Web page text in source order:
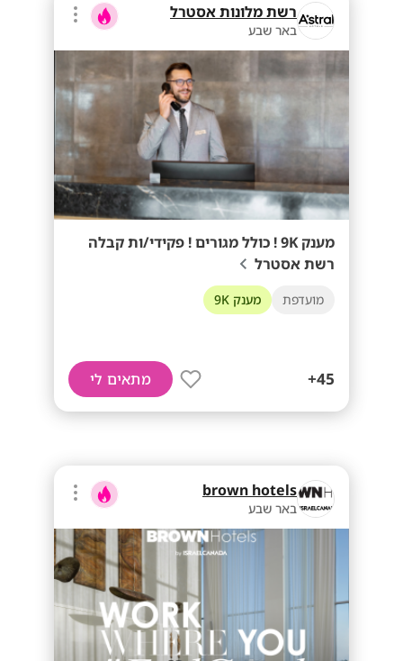
רשת מלונות אסטרל
באר שבע
מענק 9K ! כולל מגורים ! פקידי/ות קבלה
רשת אסטרל
מועדפת מענק 9K
45+ מתאים לי
brown hotels
באר שבע